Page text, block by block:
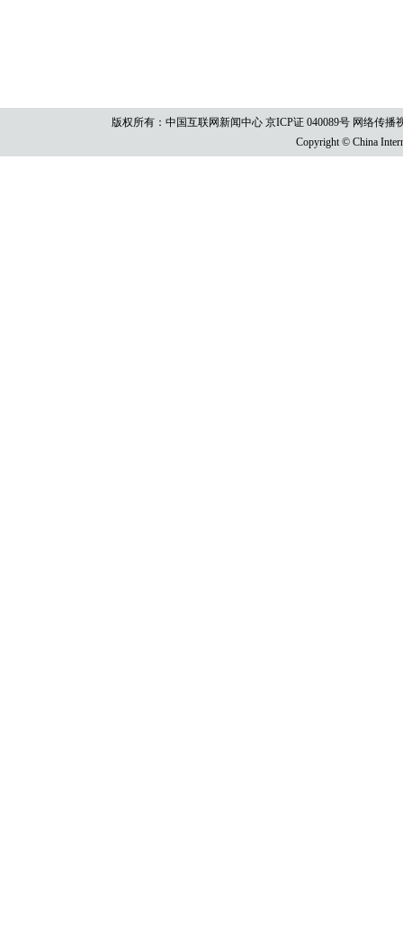
版权所有：中国互联网新闻中心 京ICP证 040089号 网络传播
Copyright © China